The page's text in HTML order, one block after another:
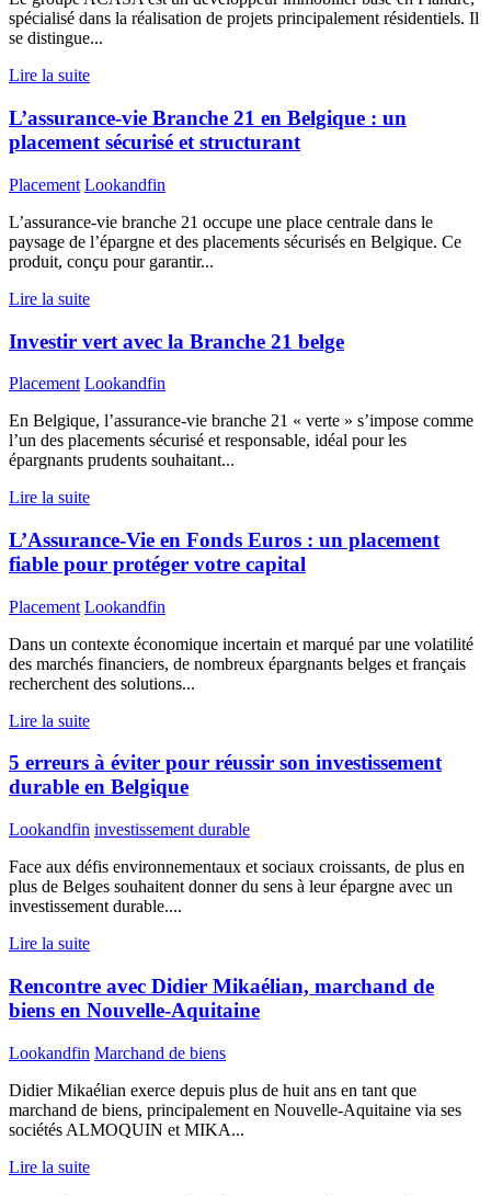
spécialisé dans la réalisation de projets principalement résidentiels. Il
se distingue...
Lire la suite
L’assurance-vie Branche 21 en Belgique : un
placement sécurisé et structurant
Placement Lookandfin
L’assurance-vie branche 21 occupe une place centrale dans le
paysage de l’épargne et des placements sécurisés en Belgique. Ce
produit, conçu pour garantir...
Lire la suite
Investir vert avec la Branche 21 belge
Placement Lookandfin
En Belgique, l’assurance-vie branche 21 « verte » s’impose comme
l’un des placements sécurisé et responsable, idéal pour les
épargnants prudents souhaitant...
Lire la suite
L’Assurance-Vie en Fonds Euros : un placement
fiable pour protéger votre capital
Placement Lookandfin
Dans un contexte économique incertain et marqué par une volatilité
des marchés financiers, de nombreux épargnants belges et français
recherchent des solutions...
Lire la suite
5 erreurs à éviter pour réussir son investissement
durable en Belgique
Lookandfin investissement durable
Face aux défis environnementaux et sociaux croissants, de plus en
plus de Belges souhaitent donner du sens à leur épargne avec un
investissement durable....
Lire la suite
Rencontre avec Didier Mikaélian, marchand de
biens en Nouvelle-Aquitaine
Lookandfin Marchand de biens
Didier Mikaélian exerce depuis plus de huit ans en tant que
marchand de biens, principalement en Nouvelle-Aquitaine via ses
sociétés ALMOQUIN et MIKA...
Lire la suite